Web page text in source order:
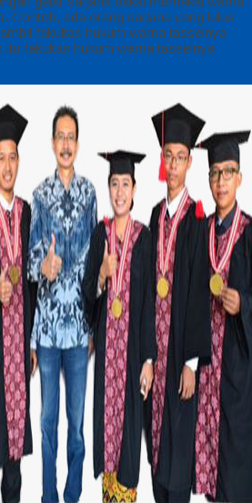
Contoh, ada orang sarjana yang lulus
fakultas hukum warna tasselnya
itu fakultas hukum warna tasselnya